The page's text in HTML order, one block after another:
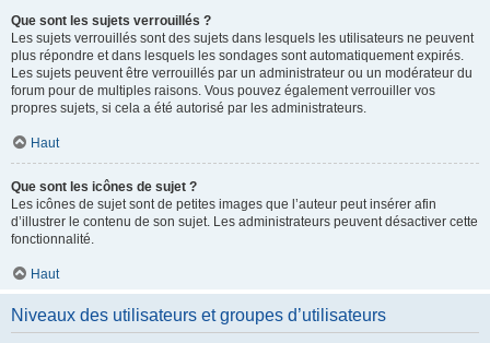
Que sont les sujets verrouillés ?
Les sujets verrouillés sont des sujets dans lesquels les utilisateurs ne peuvent
plus répondre et dans lesquels les sondages sont automatiquement expirés.
Les sujets peuvent être verrouillés par un administrateur ou un modérateur du
forum pour de multiples raisons. Vous pouvez également verrouiller vos
propres sujets, si cela a été autorisé par les administrateurs.
Haut
Que sont les icônes de sujet ?
Les icônes de sujet sont de petites images que l’auteur peut insérer afin
d’illustrer le contenu de son sujet. Les administrateurs peuvent désactiver cette
fonctionnalité.
Haut
Niveaux des utilisateurs et groupes d’utilisateurs